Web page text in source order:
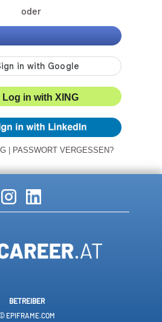
oder
Log in with XING
PASSWORT VERGESSEN?
BETREIBER
EPIFRAME.COM